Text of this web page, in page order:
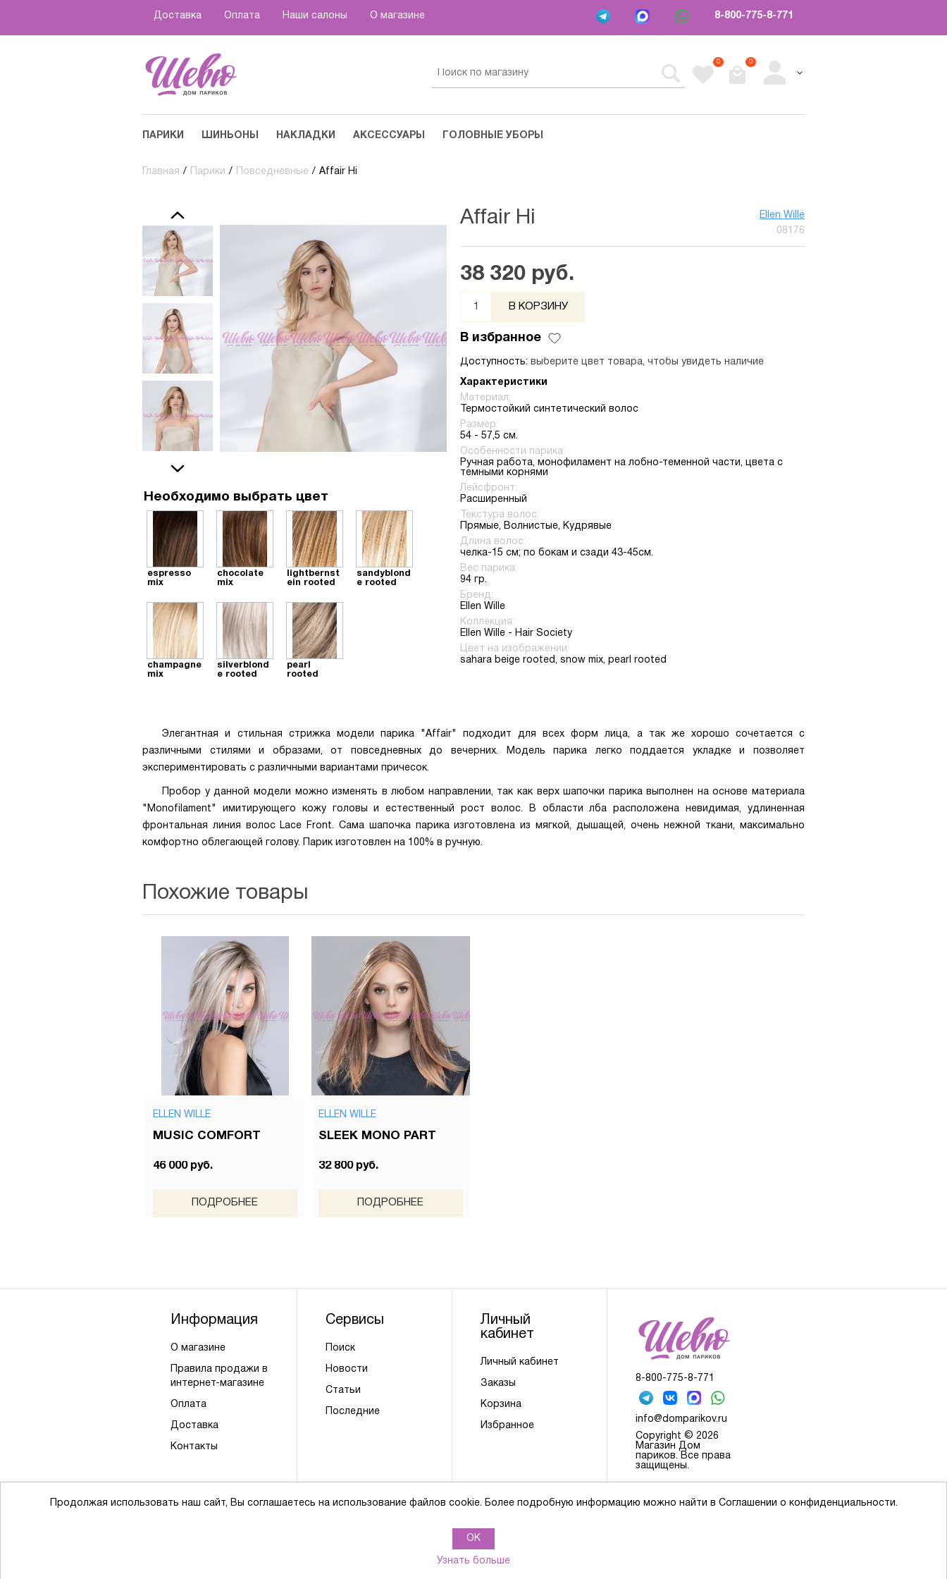
Доставка Оплата Наши салоны О магазине 8-800-775-8-771
0 0
ПАРИКИ ШИНЬОНЫ НАКЛАДКИ АКСЕССУАРЫ ГОЛОВНЫЕ УБОРЫ
Главная / Парики / Повседневные / Affair Hi
Необходимо выбрать цвет
espresso
mix
chocolate
mix
lightbernst
ein rooted
sandyblond
e rooted
champagne
mix
silverblond
e rooted
pearl
rooted
Affair Hi
Ellen Wille
08176
38 320 руб.
В КОРЗИНУ
В избранное
Доступность: выберите цвет товара, чтобы увидеть наличие
Характеристики
Материал:
Термостойкий синтетический волос
Размер:
54 - 57,5 см.
Особенности парика:
Ручная работа, монофиламент на лобно-теменной части, цвета с
темными корнями
Лейсфронт:
Расширенный
Текстура волос:
Прямые, Волнистые, Кудрявые
Длина волос:
челка-15 см; по бокам и сзади 43-45см.
Вес парика:
94 гр.
Бренд:
Ellen Wille
Коллекция:
Ellen Wille - Hair Society
Цвет на изображении:
sahara beige rooted, snow mix, pearl rooted
Элегантная и стильная стрижка модели парика "Affair" подходит для всех форм лица, а так же хорошо сочетается с
различными стилями и образами, от повседневных до вечерних. Модель парика легко поддается укладке и позволяет
экспериментировать с различными вариантами причесок.
Пробор у данной модели можно изменять в любом направлении, так как верх шапочки парика выполнен на основе материала
"Monofilament" имитирующего кожу головы и естественный рост волос. В области лба расположена невидимая, удлиненная
фронтальная линия волос Lace Front. Сама шапочка парика изготовлена из мягкой, дышащей, очень нежной ткани, максимально
комфортно облегающей голову. Парик изготовлен на 100% в ручную.
Похожие товары
ELLEN WILLE
MUSIC COMFORT
46 000 руб.
ПОДРОБНЕЕ
ELLEN WILLE
SLEEK MONO PART
32 800 руб.
ПОДРОБНЕЕ
Информация
О магазине
Правила продажи в
интернет-магазине
Оплата
Доставка
Контакты
Сервисы
Поиск
Новости
Статьи
Последние
Личный
кабинет
Личный кабинет
Заказы
Корзина
Избранное
8-800-775-8-771
info@domparikov.ru
Copyright © 2026
Магазин Дом
париков. Все права
защищены.
Продолжая использовать наш сайт, Вы соглашаетесь на использование файлов cookie. Более подробную информацию можно найти в Соглашении о конфиденциальности.
OK
Узнать больше